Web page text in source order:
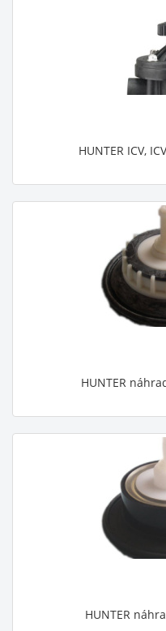
HUNTER ICV,
HUNTER
HUNTER